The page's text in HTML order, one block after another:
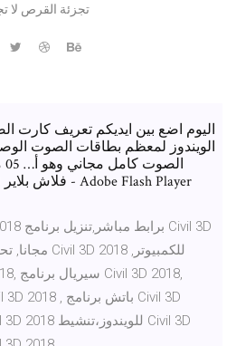
تجزئة القرص لا
اليوم اضع بين ايديكم تعريف كارت
الويندوز لمعظم بطاقات الصوت